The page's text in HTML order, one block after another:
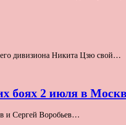
дивизиона Никита Цзю свой…
боях 2 июля в
и Сергей Воробьев…